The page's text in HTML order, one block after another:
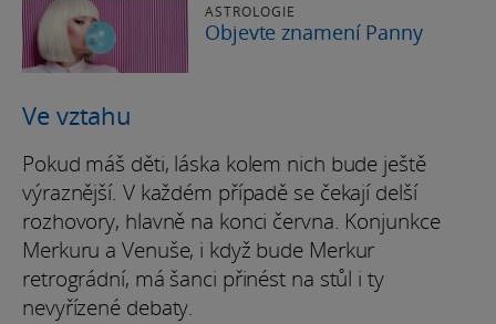
ASTROLOGIE
Objevte znamení Panny
Ve vztahu
Pokud máš děti, láska kolem nich bude ještě
výraznější. V každém případě se čekají delší
rozhovory, hlavně na konci června. Konjunkce
Merkuru a Venuše, i když bude Merkur
retrográdní, má šanci přinést na stůl i ty
nevyřízené debaty.